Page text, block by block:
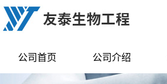
公司首页 公司介绍